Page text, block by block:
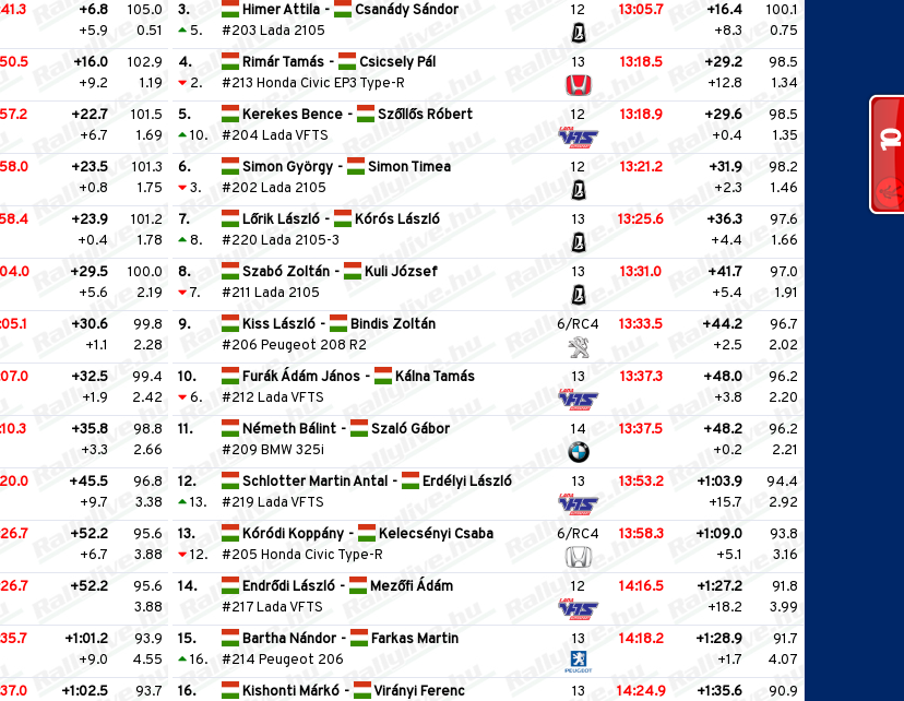
+6.8
+5.9
105.0
0.51
+16.0
+9.2
102.9
1.19
+22.7
+6.7
101.5
1.69
+23.5
+0.8
101.3
1.75
+23.9
+0.4
101.2
1.78
+29.5
+5.6
100.0
2.19
+30.6
+1.1
99.8
2.28
+32.5
+1.9
99.4
2.42
+35.8
+3.3
98.8
2.66
+45.5
+9.7
96.8
3.38
+52.2
+6.7
95.6
3.88
+52.2
95.6
3.88
+1:01.2
+9.0
93.9
4.55
+1:02.5 93.7
3.
5.
Himer Attila -
Csanády Sándor
#203 Lada 2105
12 13:05.7
+16.4
+8.3
100.1
0.75
4.
2.
Rimár Tamás -
Csicsely Pál
#213 Honda Civic EP3 Type-R
13 13:18.5
+29.2
+12.8
98.5
1.34
5.
10.
Kerekes Bence -
Szőllős Róbert
#204 Lada VFTS
12 13:18.9
+29.6
+0.4
98.5
1.35
6.
3.
Simon György -
Simon Timea
#202 Lada 2105
12 13:21.2
+31.9
+2.3
98.2
1.46
7.
8.
Lőrik László -
Kórós László
#220 Lada 2105-3
13 13:25.6
+36.3
+4.4
97.6
1.66
8.
7.
Szabó Zoltán -
Kuli József
#211 Lada 2105
13 13:31.0
+41.7
+5.4
97.0
1.91
9.
Kiss László -
Bindis Zoltán
#206 Peugeot 208 R2
6/RC4 13:33.5
+44.2
+2.5
96.7
2.02
10.
6.
Furák Ádám János -
Kálna Tamás
#212 Lada VFTS
13 13:37.3
+48.0
+3.8
96.2
2.20
11.
Németh Bálint -
Szaló Gábor
#209 BMW 325i
14 13:37.5
+48.2
+0.2
96.2
2.21
12.
13.
Schlotter Martin Antal -
Erdélyi László
#219 Lada VFTS
13 13:53.2
+1:03.9
+15.7
94.4
2.92
13.
12.
Kóródi Koppány -
Kelecsényi Csaba
#205 Honda Civic Type-R
6/RC4 13:58.3
+1:09.0
+5.1
93.8
3.16
14.
Endrődi László -
Mezőfi Ádám
#217 Lada VFTS
12 14:16.5
+1:27.2
+18.2
91.8
3.99
15.
16.
Bartha Nándor -
Farkas Martin
#214 Peugeot 206
13 14:18.2
+1:28.9
+1.7
91.7
4.07
16.
Kishonti Márkó - Virányi Ferenc 13 14:24.9 +1:35.6 90.9